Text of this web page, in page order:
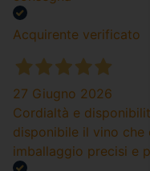
Acquirente verificato
27 Giugno 2026
Cordialtà e
disponibile il vino che
imballaggio precisi e